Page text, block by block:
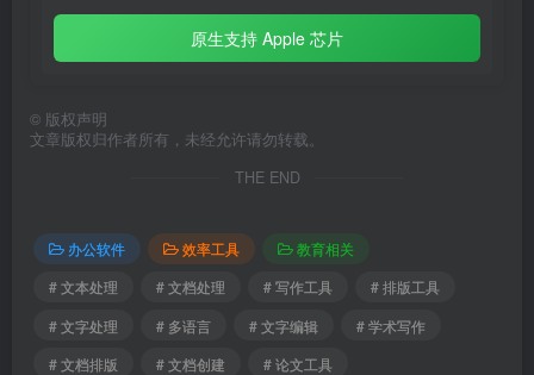
原生支持 Apple 芯片
© 版权声明
文章版权归作者所有，未经允许请勿转载。
THE END
办公软件 效率工具
教育相关
# 文本处理
# 文档处理 # 写作工具
# 排版工具
# 文字处理
# 多语言 # 文字编辑
# 学术写作
# 文档排版
# 文档创建 # 论文工具